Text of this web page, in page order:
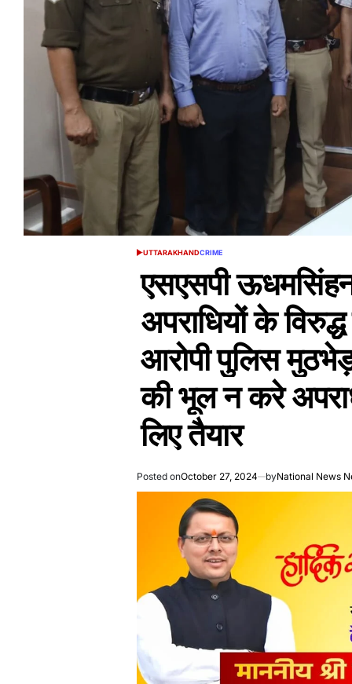
POSTED
UTTARAKHANDCRIME
एसएसपी
अपराधियों के
आरोपी पुलिस
की भूल न करे
लिए तैयार
Posted onOctober 27, 2024 byNational News